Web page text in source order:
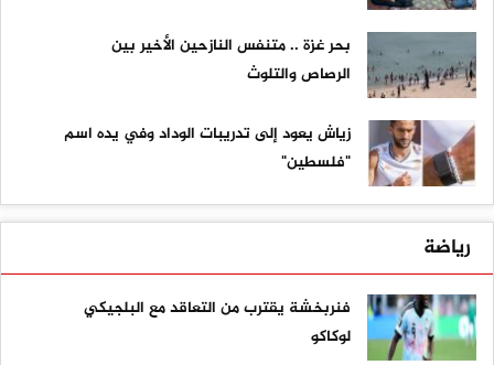
بحر غزة .. متنفس النازحين الأخير بين
الرصاص والتلوث
زياش يعود إلى تدريبات الوداد وفي يده اسم
"فلسطين"
رياضة
فنربخشة يقترب من التعاقد مع البلجيكي
لوكاكو